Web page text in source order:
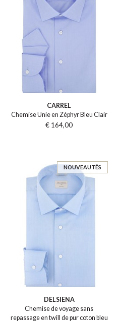
CARREL
Chemise Unie en Zéphyr Bleu Clair
€ 164,00
NOUVEAUTÉS
DELSIENA
Chemise de voyage sans
repassage en twill de pur coton bleu